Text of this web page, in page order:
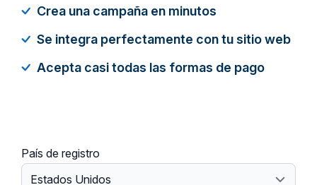
Crea una campaña en minutos
Se integra perfectamente con tu sitio web
Acepta casi todas las formas de pago
País de registro